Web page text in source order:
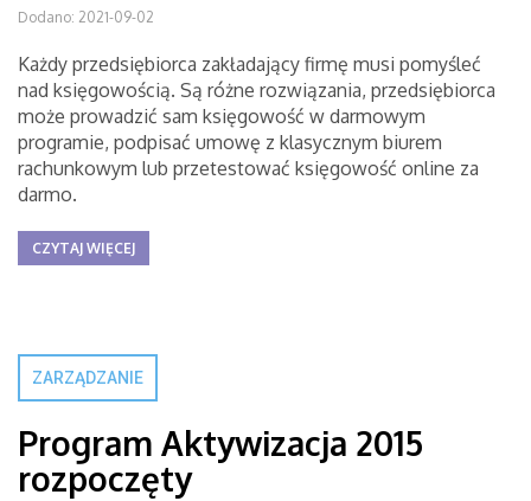
Dodano: 2021-09-02
Każdy przedsiębiorca zakładający firmę musi pomyśleć
nad księgowością. Są różne rozwiązania, przedsiębiorca
może prowadzić sam księgowość w darmowym
programie, podpisać umowę z klasycznym biurem
rachunkowym lub przetestować księgowość online za
darmo.
CZYTAJ WIĘCEJ
ZARZĄDZANIE
Program Aktywizacja 2015
rozpoczęty